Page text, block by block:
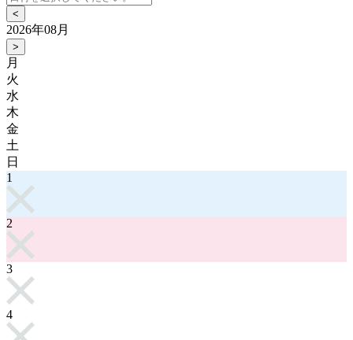
<
2026年08月
>
月
火
水
木
金
土
日
1
2
3
4